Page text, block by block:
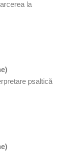
la
psaltică